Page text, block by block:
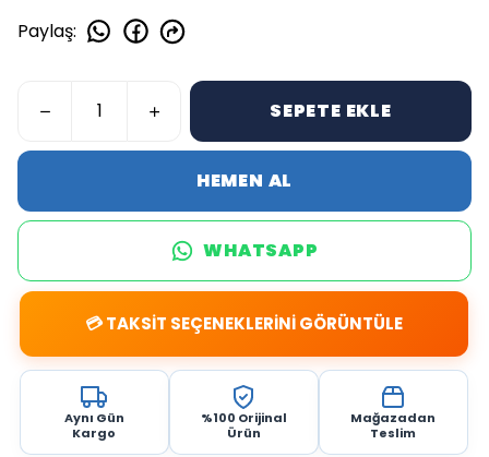
Paylaş:
SEPETE EKLE
HEMEN AL
WHATSAPP
💳 TAKSİT SEÇENEKLERİNİ GÖRÜNTÜLE
Aynı Gün
Kargo
%100 Orijinal
Ürün
Mağazadan
Teslim